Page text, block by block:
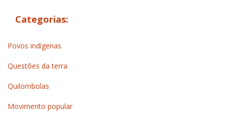
Categorias:
Povos indígenas
Questões da terra
Quilombolas
Movimento popular